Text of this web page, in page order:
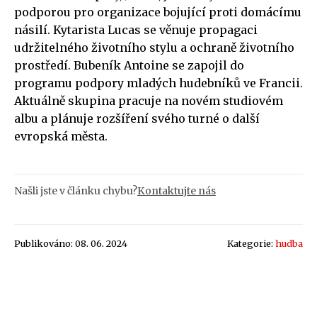
podporou pro organizace bojující proti domácímu
násilí. Kytarista Lucas se věnuje propagaci
udržitelného životního stylu a ochraně životního
prostředí. Bubeník Antoine se zapojil do
programu podpory mladých hudebníků ve Francii.
Aktuálně skupina pracuje na novém studiovém
albu a plánuje rozšíření svého turné o další
evropská města.
Našli jste v článku chybu?Kontaktujte nás
Publikováno: 08. 06. 2024 Kategorie: hudba